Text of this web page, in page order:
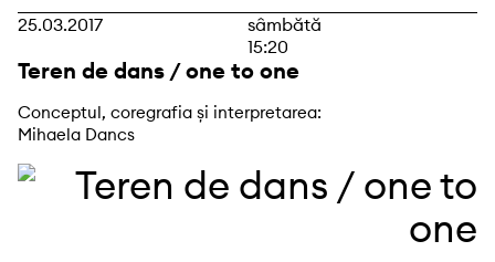
25.03.2017
sâmbătă
15:20
Teren de dans / one to one
Conceptul, coregrafia și interpretarea:
Mihaela Dancs